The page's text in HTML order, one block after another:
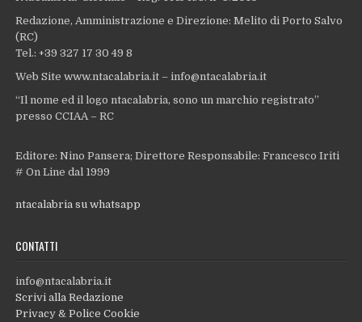
Redazione, Amministrazione e Direzione: Melito di Porto Salvo
(RC)
Tel.: +39 327 17 30 49 8
Web Site www.ntacalabria.it – info@ntacalabria.it
“Il nome ed il logo ntacalabria, sono un marchio registrato”
presso CCIAA – RC
Editore: Nino Pansera; Direttore Responsabile: Francesco Iriti
# On Line dal 1999
ntacalabria su whatsapp
CONTATTI
info@ntacalabria.it
Scrivi alla Redazione
Privacy & Police Cookie